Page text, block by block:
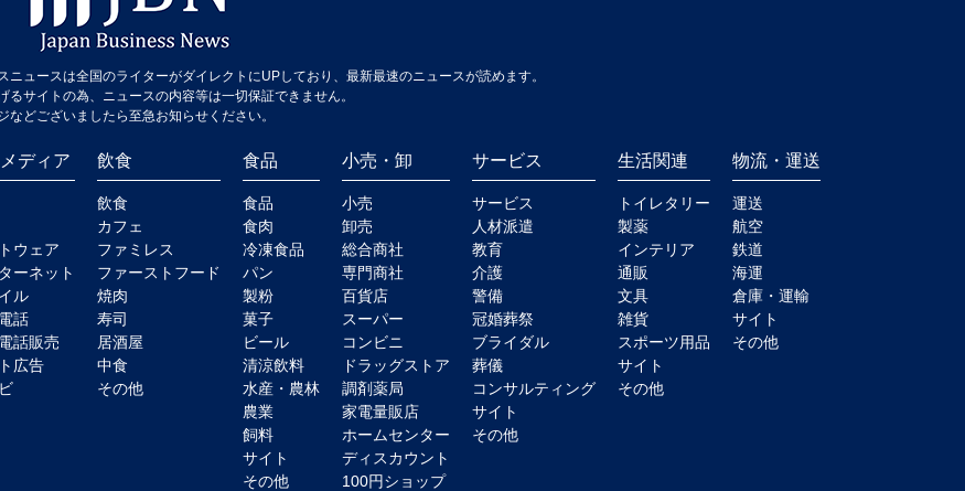
ニュースは全国のライターがダイレクトにUPしており、最新最速のニュースが読めます。
るサイトの為、ニュースの内容等は一切保証できません。
などございましたら至急お知らせください。
ディア
ウェア
ーネット
ル
話
話販売
広告
飲食
飲食
カフェ
ファミレス
ファーストフード
焼肉
寿司
居酒屋
中食
その他
食品
食品
食肉
冷凍食品
パン
製粉
菓子
ビール
清涼飲料
水産・農林
農業
飼料
サイト
その他
小売・卸
小売
卸売
総合商社
専門商社
百貨店
スーパー
コンビニ
ドラッグストア
調剤薬局
家電量販店
ホームセンター
ディスカウント
100円ショップ
サービス
サービス
人材派遣
教育
介護
警備
冠婚葬祭
ブライダル
葬儀
コンサルティング
サイト
その他
生活関連
トイレタリー
製薬
インテリア
通販
文具
雑貨
スポーツ用品
サイト
その他
物流・運送
運送
航空
鉄道
海運
倉庫・運輸
サイト
その他